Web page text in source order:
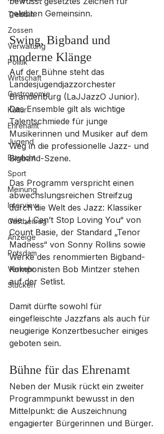
Trebbin
Zossen
Verwaltung
Politik
Wirtschaft
Gastronomie
Kultur
Ehrenamt
Jugend
Blaulicht
Sport
Meinung
Interview
Gastbeitrag
Anzeige
Potsdam
Verkehr
Stücken
gelebten Gemeinsinn.
Swing, Bigband und
moderne Klänge
Auf der Bühne steht das
Landesjugendjazzorchester
Brandenburg (LaJJazzO Junior).
Das Ensemble gilt als wichtige
Talentschmiede für junge
Musikerinnen und Musiker auf dem
Weg in die professionelle Jazz- und
Bigband-Szene.
Das Programm verspricht einen
abwechslungsreichen Streifzug
durch die Welt des Jazz: Klassiker
wie „I Can’t Stop Loving You“ von
Count Basie, der Standard „Tenor
Madness“ von Sonny Rollins sowie
Werke des renommierten Bigband-
Komponisten Bob Mintzer stehen
auf der Setlist.
Damit dürfte sowohl für
eingefleischte Jazzfans als auch für
neugierige Konzertbesucher einiges
geboten sein.
Bühne für das Ehrenamt
Neben der Musik rückt ein zweiter
Programmpunkt bewusst in den
Mittelpunkt: die Auszeichnung
engagierter Bürgerinnen und Bürger.